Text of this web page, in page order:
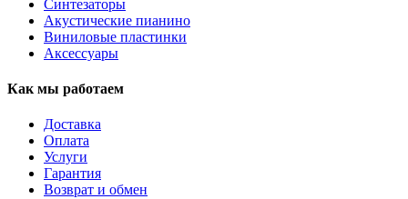
Синтезаторы
Акустические пианино
Виниловые пластинки
Аксессуары
Как мы работаем
Доставка
Оплата
Услуги
Гарантия
Возврат и обмен